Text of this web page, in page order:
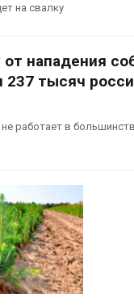
на свалку
от нападения
237 тысяч
работает в